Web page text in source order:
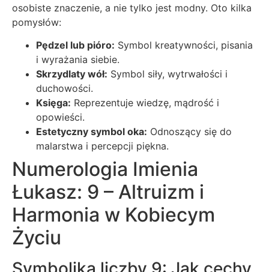
osobiste znaczenie, a nie tylko jest modny. Oto kilka
pomysłów:
Pędzel lub pióro: Symbol kreatywności, pisania
i wyrażania siebie.
Skrzydlaty wół: Symbol siły, wytrwałości i
duchowości.
Księga: Reprezentuje wiedzę, mądrość i
opowieści.
Estetyczny symbol oka: Odnoszący się do
malarstwa i percepcji piękna.
Numerologia Imienia
Łukasz: 9 – Altruizm i
Harmonia w Kobiecym
Życiu